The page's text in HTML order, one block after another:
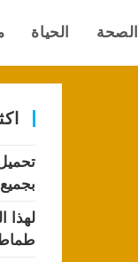
الصحة الحياة
لهذا